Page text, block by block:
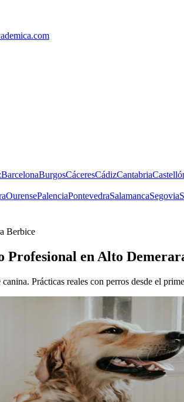
BarcelonaBurgosCáceresCádizCantabria
OurensePalenciaPontevedraSalamancaSegovia
Berbice
Profesional en Alto
Prácticas reales con perros desde el